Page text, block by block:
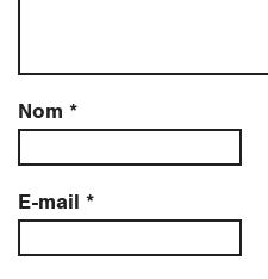
Nom *
E-mail *